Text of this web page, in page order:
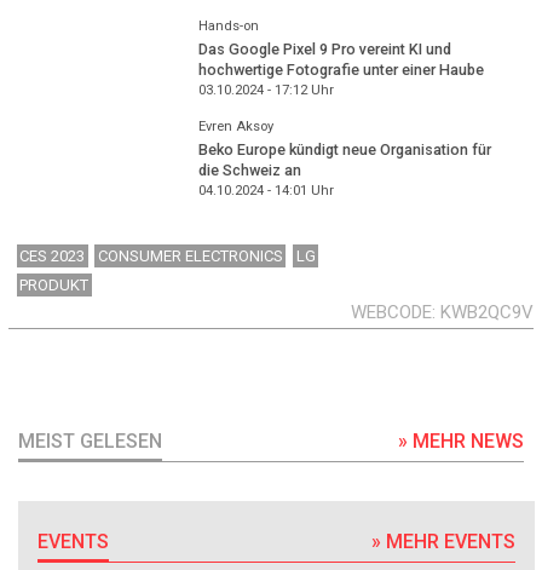
Hands-on
Das Google Pixel 9 Pro vereint KI und
hochwertige Fotografie unter einer Haube
03.10.2024 - 17:12Uhr
Evren Aksoy
Beko Europe kündigt neue Organisation für
die Schweiz an
04.10.2024 - 14:01 Uhr
CES 2023 CONSUMER ELECTRONICS
LG
PRODUKT
WEBCODE KWB2QC9V
MEIST GELESEN » MEHR NEWS
EVENTS » MEHR EVENTS